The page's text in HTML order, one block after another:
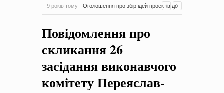
9 років тому - Оголошення про збір ідей проектів до
на період 2018 – 2020 роки Оголошення про збір ідей
- 0 Коментарів
Повідомлення про
скликання 26
засідання виконавчого
комітету Переяслав-